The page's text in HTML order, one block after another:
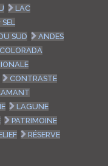
LAC
SEL
SUD
ANDES
CONTRASTE
LAGUNE
PATRIMOINE
RÉSERVE